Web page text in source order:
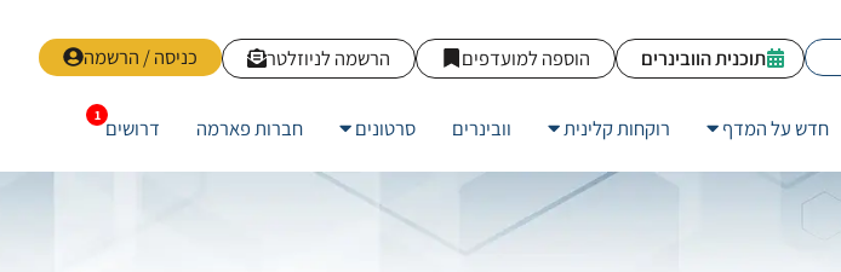
כניסה / הרשמה הרשמה לניוזלטר הוספה למועדפים תוכנית הוובינרים
חדש על המדף רוקחות קלינית וובינרים סרטונים חברות פארמה דרושים